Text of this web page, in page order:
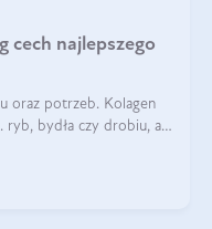
cech najlepszego
oraz potrzeb. Kolagen
ryb, bydła czy drobiu, a